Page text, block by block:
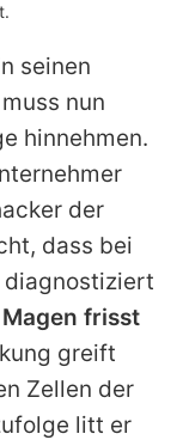
seinen
nun
hinnehmen.
der
dass bei
diagnostiziert
frisst
greift
Zellen der
litt er